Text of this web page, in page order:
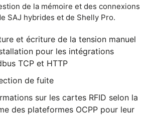
de la mémoire et des connexions
SAJ hybrides et de Shelly Pro.
et écriture de la tension manuel
pour les intégrations
TCP et HTTP
de fuite
sur les cartes RFID selon la
des plateformes OCPP pour leur